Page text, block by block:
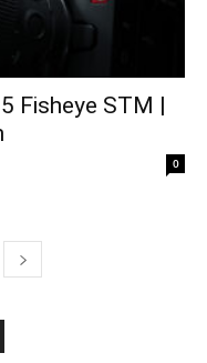
Fisheye STM |
0